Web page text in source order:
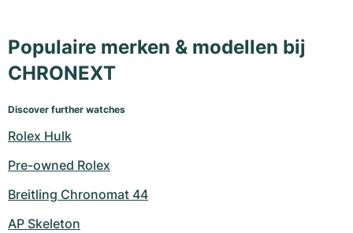
Populaire merken & modellen bij
CHRONEXT
Discover further watches
Rolex Hulk
Pre-owned Rolex
Breitling Chronomat 44
AP Skeleton